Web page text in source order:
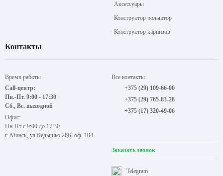
Аксессуары
Конструктор рольштор
Конструктор карнизов
Контакты
Время работы
Call-центр:
Пн.-Пт. 9:00 - 17:30
Сб., Вс. выходной
Офис:
Пн-Пт с 9:00 до 17:30
г. Минск, ул.Кедышко 26Б, оф. 104
Все контакты
+375 (29) 109-66-00
+375 (29) 765-83-28
+375 (17) 320-49-06
Заказать звонок
Telegram